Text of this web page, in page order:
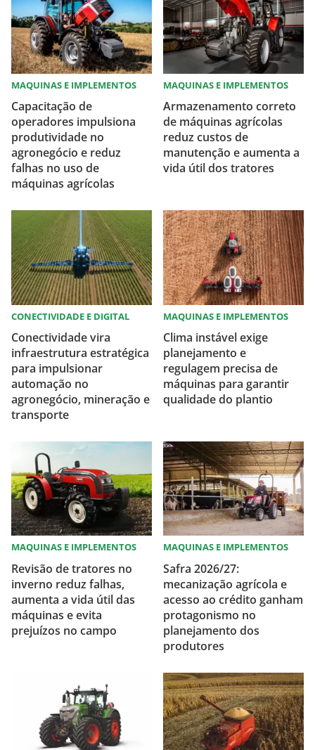
MAQUINAS E IMPLEMENTOS
Capacitação de
operadores impulsiona
produtividade no
agronegócio e reduz
falhas no uso de
máquinas agrícolas
MAQUINAS E IMPLEMENTOS
Armazenamento correto
de máquinas agrícolas
reduz custos de
manutenção e aumenta a
vida útil dos tratores
CONECTIVIDADE E DIGITAL
Conectividade vira
infraestrutura estratégica
para impulsionar
automação no
agronegócio, mineração e
transporte
MAQUINAS E IMPLEMENTOS
Clima instável exige
planejamento e
regulagem precisa de
máquinas para garantir
qualidade do plantio
MAQUINAS E IMPLEMENTOS
Revisão de tratores no
inverno reduz falhas,
aumenta a vida útil das
máquinas e evita
prejuízos no campo
MAQUINAS E IMPLEMENTOS
Safra 2026/27:
mecanização agrícola e
acesso ao crédito ganham
protagonismo no
planejamento dos
produtores